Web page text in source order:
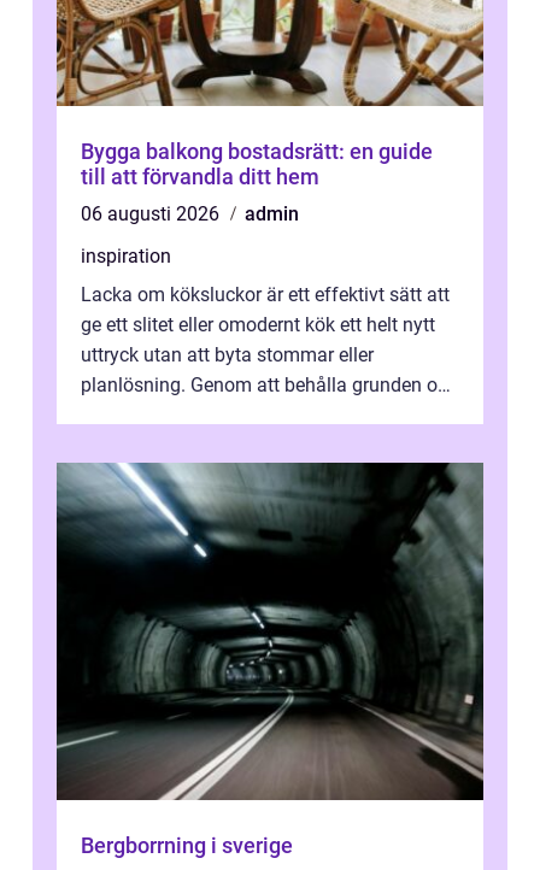
Bygga balkong bostadsrätt: en guide
till att förvandla ditt hem
06 augusti 2026
admin
inspiration
Lacka om köksluckor är ett effektivt sätt att
ge ett slitet eller omodernt kök ett helt nytt
uttryck utan att byta stommar eller
planlösning. Genom att behålla grunden och
Bergborrning i sverige